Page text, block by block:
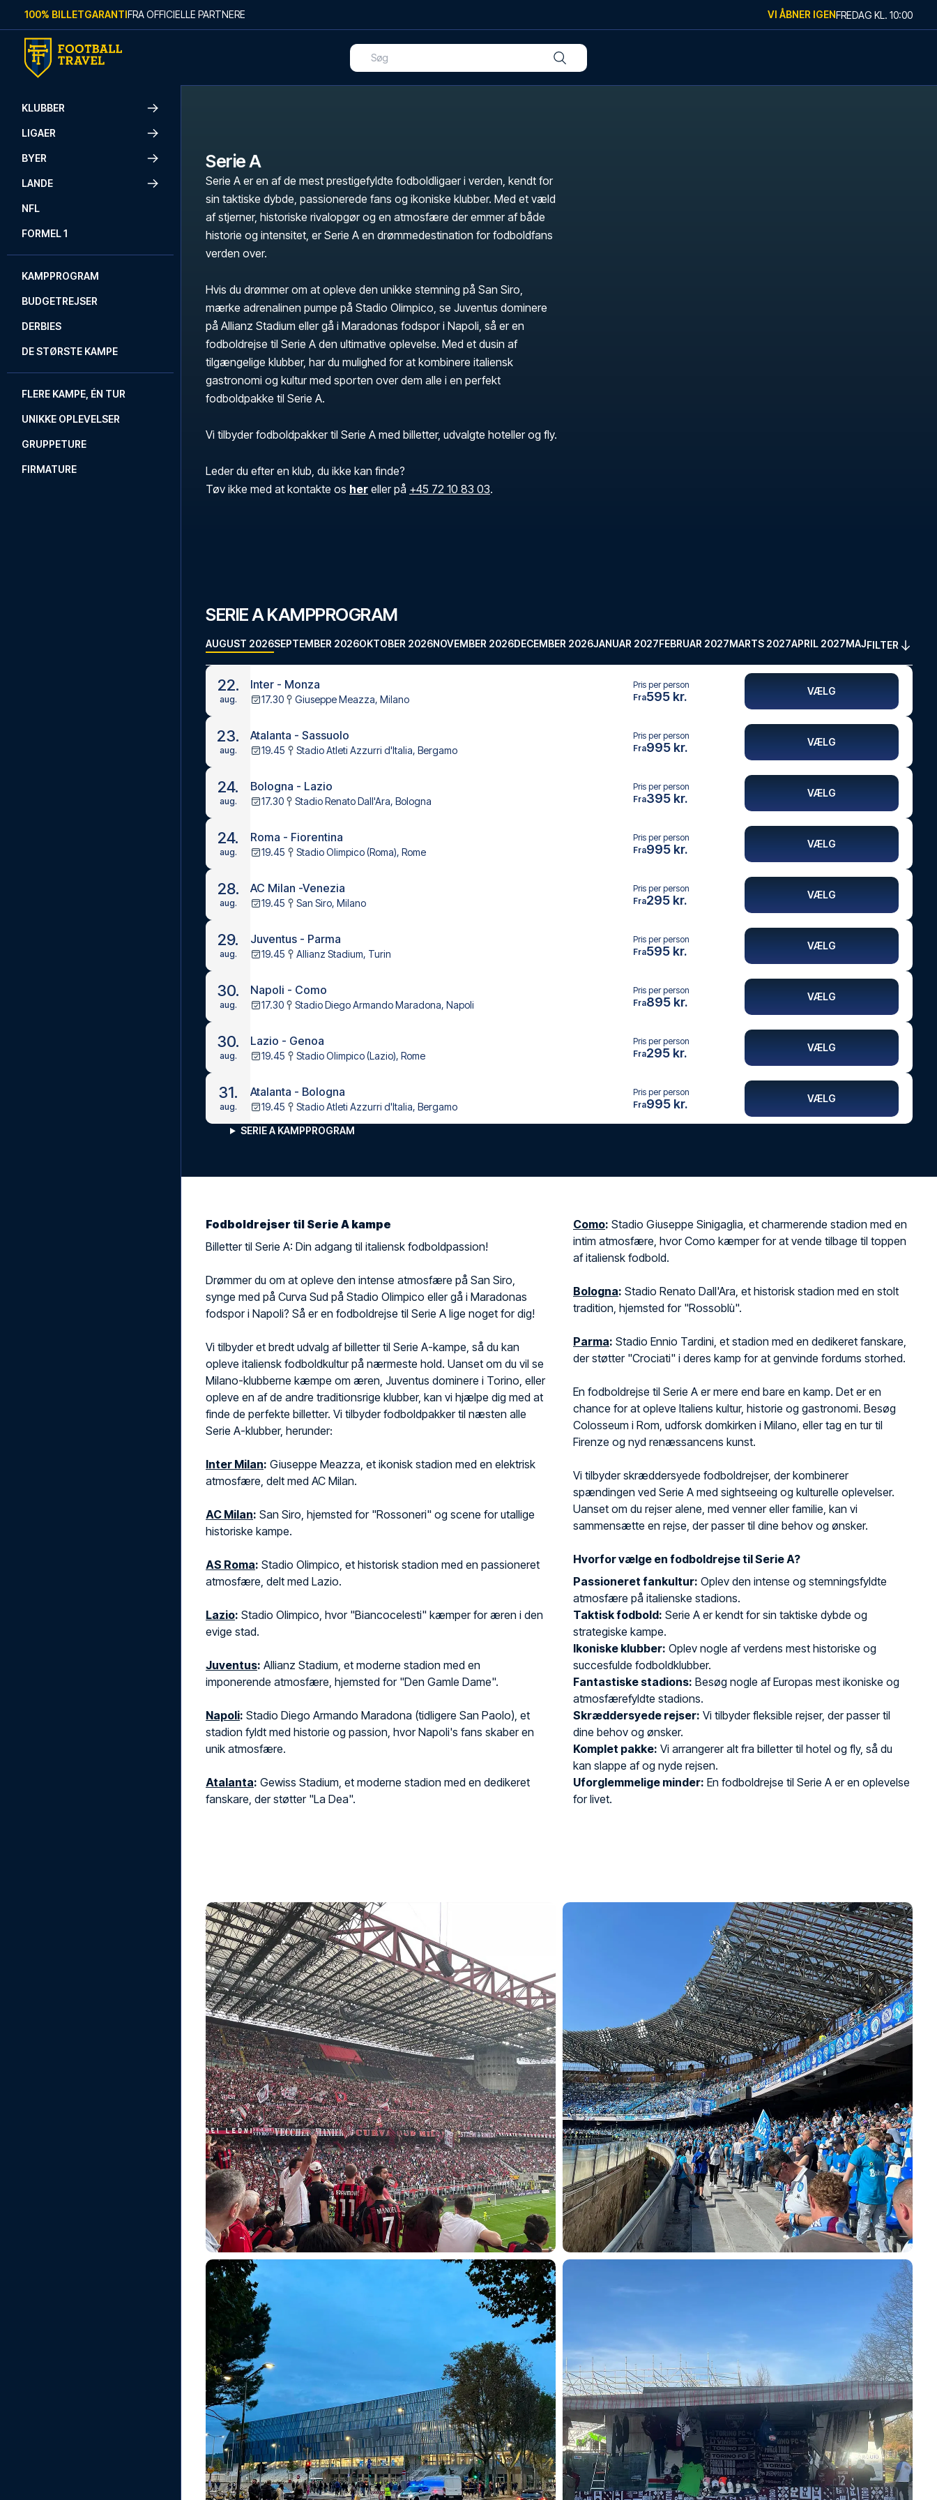
Skip to content
100% BILLETGARANTIFRA OFFICIELLE PARTNERE VI ÅBNER IGENFREDAG KL. 10:00
KLUBBER
LIGAER
BYER
LANDE
NFL
FORMEL 1
KAMPPROGRAM
BUDGETREJSER
DERBIES
DE STØRSTE KAMPE
FLERE KAMPE, ÉN TUR
UNIKKE OPLEVELSER
GRUPPETURE
FIRMATURE
Serie A
Serie A er en af de mest prestigefyldte fodboldligaer i verden, kendt for
sin taktiske dybde, passionerede fans og ikoniske klubber. Med et væld
af stjerner, historiske rivalopgør og en atmosfære der emmer af både
historie og intensitet, er Serie A en drømmedestination for fodboldfans
verden over.
Hvis du drømmer om at opleve den unikke stemning på San Siro,
mærke adrenalinen pumpe på Stadio Olimpico, se Juventus dominere
på Allianz Stadium eller gå i Maradonas fodspor i Napoli, så er en
fodboldrejse til Serie A den ultimative oplevelse. Med et dusin af
tilgængelige klubber, har du mulighed for at kombinere italiensk
gastronomi og kultur med sporten over dem alle i en perfekt
fodboldpakke til Serie A.
Vi tilbyder fodboldpakker til Serie A med billetter, udvalgte hoteller og fly.
Leder du efter en klub, du ikke kan finde?
Tøv ikke med at kontakte os her eller på +45 72 10 83 03.
SERIE A KAMPPROGRAM
AUGUST 2026SEPTEMBER 2026OKTOBER 2026NOVEMBER 2026DECEMBER 2026JANUAR 2027FEBRUAR 2027MARTS 2027APRIL 2027MAJ 2027
FILTER
22.
aug.
Inter - Monza
17.30 Giuseppe Meazza, Milano
Pris per person
Fra595 kr. VÆLG
23.
aug.
Atalanta - Sassuolo
19.45 Stadio Atleti Azzurri d'Italia, Bergamo
Pris per person
Fra995 kr. VÆLG
24.
aug.
Bologna - Lazio
17.30 Stadio Renato Dall'Ara, Bologna
Pris per person
Fra395 kr. VÆLG
24.
aug.
Roma - Fiorentina
19.45 Stadio Olimpico (Roma), Rome
Pris per person
Fra995 kr. VÆLG
28.
aug.
AC Milan -Venezia
19.45 San Siro, Milano
Pris per person
Fra295 kr. VÆLG
29.
aug.
Juventus - Parma
19.45 Allianz Stadium, Turin
Pris per person
Fra595 kr. VÆLG
30.
aug.
Napoli - Como
17.30 Stadio Diego Armando Maradona, Napoli
Pris per person
Fra895 kr. VÆLG
30.
aug.
Lazio - Genoa
19.45 Stadio Olimpico (Lazio), Rome
Pris per person
Fra295 kr. VÆLG
31.
aug.
Atalanta - Bologna
19.45 Stadio Atleti Azzurri d'Italia, Bergamo
Pris per person
Fra995 kr. VÆLG
SERIE A KAMPPROGRAM
Fodboldrejser til Serie A kampe
Billetter til Serie A: Din adgang til italiensk fodboldpassion!
Drømmer du om at opleve den intense atmosfære på San Siro,
synge med på Curva Sud på Stadio Olimpico eller gå i Maradonas
fodspor i Napoli? Så er en fodboldrejse til Serie A lige noget for dig!
Vi tilbyder et bredt udvalg af billetter til Serie A-kampe, så du kan
opleve italiensk fodboldkultur på nærmeste hold. Uanset om du vil se
Milano-klubberne kæmpe om æren, Juventus dominere i Torino, eller
opleve en af de andre traditionsrige klubber, kan vi hjælpe dig med at
finde de perfekte billetter. Vi tilbyder fodboldpakker til næsten alle
Serie A-klubber, herunder:
Inter Milan: Giuseppe Meazza, et ikonisk stadion med en elektrisk
atmosfære, delt med AC Milan.
AC Milan: San Siro, hjemsted for "Rossoneri" og scene for utallige
historiske kampe.
AS Roma: Stadio Olimpico, et historisk stadion med en passioneret
atmosfære, delt med Lazio.
Lazio: Stadio Olimpico, hvor "Biancocelesti" kæmper for æren i den
evige stad.
Juventus: Allianz Stadium, et moderne stadion med en
imponerende atmosfære, hjemsted for "Den Gamle Dame".
Napoli: Stadio Diego Armando Maradona (tidligere San Paolo), et
stadion fyldt med historie og passion, hvor Napoli's fans skaber en
unik atmosfære.
Atalanta: Gewiss Stadium, et moderne stadion med en dedikeret
fanskare, der støtter "La Dea".
Como: Stadio Giuseppe Sinigaglia, et charmerende stadion med en
intim atmosfære, hvor Como kæmper for at vende tilbage til toppen
af italiensk fodbold.
Bologna: Stadio Renato Dall'Ara, et historisk stadion med en stolt
tradition, hjemsted for "Rossoblù".
Parma: Stadio Ennio Tardini, et stadion med en dedikeret fanskare,
der støtter "Crociati" i deres kamp for at genvinde fordums storhed.
En fodboldrejse til Serie A er mere end bare en kamp. Det er en
chance for at opleve Italiens kultur, historie og gastronomi. Besøg
Colosseum i Rom, udforsk domkirken i Milano, eller tag en tur til
Firenze og nyd renæssancens kunst.
Vi tilbyder skræddersyede fodboldrejser, der kombinerer
spændingen ved Serie A med sightseeing og kulturelle oplevelser.
Uanset om du rejser alene, med venner eller familie, kan vi
sammensætte en rejse, der passer til dine behov og ønsker.
Hvorfor vælge en fodboldrejse til Serie A?
Passioneret fankultur: Oplev den intense og stemningsfyldte
atmosfære på italienske stadions.
Taktisk fodbold: Serie A er kendt for sin taktiske dybde og
strategiske kampe.
Ikoniske klubber: Oplev nogle af verdens mest historiske og
succesfulde fodboldklubber.
Fantastiske stadions: Besøg nogle af Europas mest ikoniske og
atmosfærefyldte stadions.
Skræddersyede rejser: Vi tilbyder fleksible rejser, der passer til
dine behov og ønsker.
Komplet pakke: Vi arrangerer alt fra billetter til hotel og fly, så du
kan slappe af og nyde rejsen.
Uforglemmelige minder: En fodboldrejse til Serie A er en oplevelse
for livet.